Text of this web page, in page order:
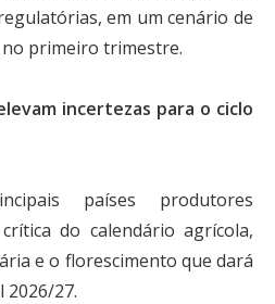
em um cenário de
primeiro trimestre.
incertezas para o ciclo
países produtores
do calendário agrícola,
e o florescimento que dará
27.